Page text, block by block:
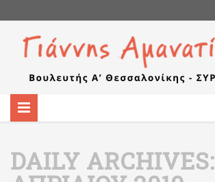
DAILY ARCHIVES: